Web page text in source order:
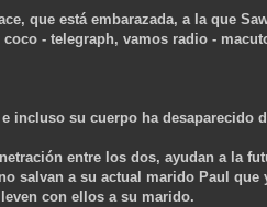
que está embarazada, a la que
- telegraph, vamos radio -
incluso su cuerpo ha desaparecido
entre los dos, ayudan a la
salvan a su actual marido Paul que
con ellos a su marido.